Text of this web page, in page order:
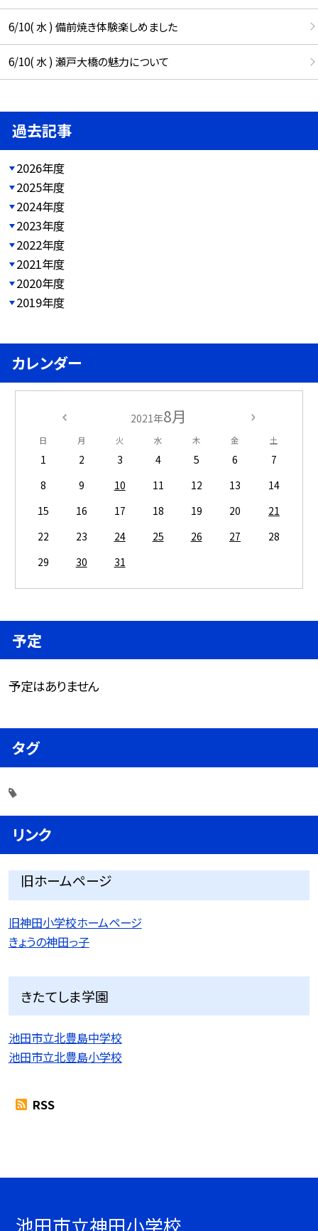
6/10( 水 ) 備前焼き体験楽しめました
6/10( 水 ) 瀬戸大橋の魅力について
過去記事
2026年度
2025年度
2024年度
2023年度
2022年度
2021年度
2020年度
2019年度
カレンダー
2021年8月
日 月 火 水 木 金 土
1 2 3 4 5 6
7
8
9 10 11 12 13
14
15
16 17 18 19 20
21
22
23 24 25 26 27
28
29
30 31
予定
予定はありません
タグ
リンク
旧ホームページ
旧神田小学校ホームページ
きょうの神田っ子
きたてしま学園
池田市立北豊島中学校
池田市立北豊島小学校
RSS
池田市立神田小学校